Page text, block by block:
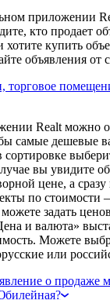
приложении
кто продает
хотите купить
объявления от
торговое
Realt можно
самые дешевые
сортировке
вы увидите
цене, а сразу
по
задать
и валюта»
Можете
или
о продаже